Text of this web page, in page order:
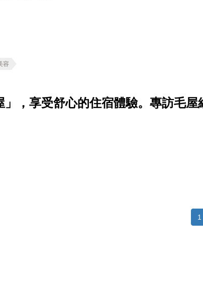
容
」，享受舒心的住宿體驗。專訪毛
1